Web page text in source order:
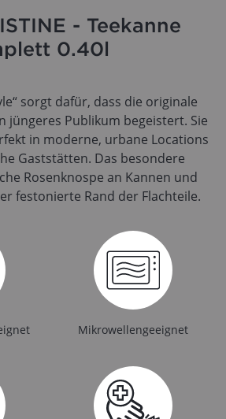
- Teekanne
0.40l
sorgt dafür, dass die originale
jüngeres Publikum begeistert. Sie
in moderne, urbane Locations
Gaststätten. Das besondere
Rosenknospe an Kannen und
festonierte Rand der Flachteile.
Mikrowellengeeignet